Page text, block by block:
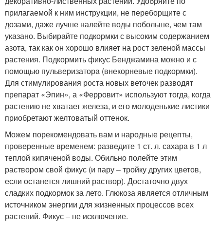
прилагаемой к ним инструкции, не переборщите с
дозами, даже лучше налейте воды побольше, чем там
указано. Выбирайте подкормки с высоким содержанием
азота, так как он хорошо влияет на рост зеленой массы
растения. Подкормить фикус Бенджамина можно и с
помощью пульверизатора (внекорневые подкормки).
Для стимулирования роста новых веточек разводят
препарат «Эпин», а «Ферровит» используют тогда, когда
растению не хватает железа, и его молоденькие листики
приобретают желтоватый оттенок.
Можем порекомендовать вам и народные рецепты,
проверенные временем: разведите 1 ст. л. сахара в 1 л
теплой кипяченой воды. Обильно полейте этим
раствором свой фикус (и пару – тройку других цветов,
если останется лишний раствор). Достаточно двух
сладких подкормок за лето. Глюкоза является отличным
источником энергии для жизненных процессов всех
растений. Фикус – не исключение.